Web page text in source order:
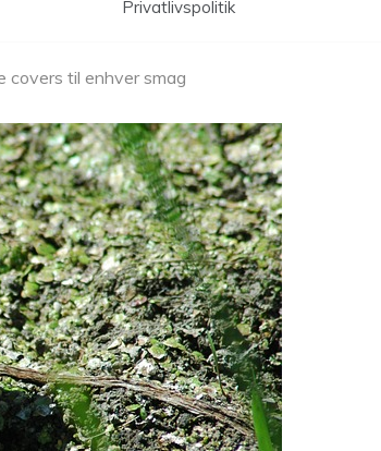
Privatlivspolitik
covers til enhver smag